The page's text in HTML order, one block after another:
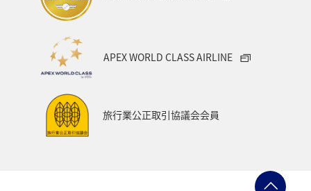
中国地方 アメリカ
イワナ
アメリカ・カナダ・中南米
世界遺産
愛媛県 福島県
フランス
APEX WORLD CLASS AIRLINE
旅行業公正取引協議会会員